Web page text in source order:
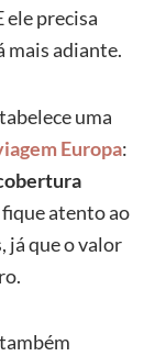
ele precisa
mais adiante.
uma
Europa:
atento ao
já que o valor